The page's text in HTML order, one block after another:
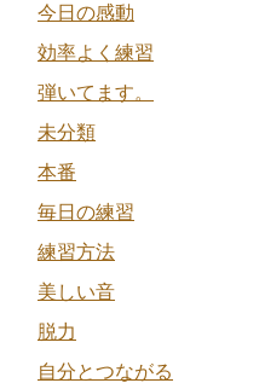
今日の感動
効率よく練習
弾いてます。
未分類
本番
毎日の練習
練習方法
美しい音
脱力
自分とつながる